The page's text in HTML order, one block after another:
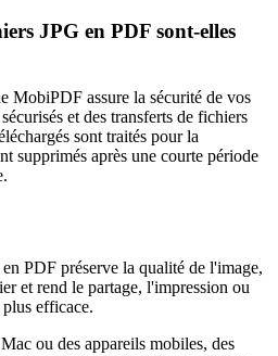
JPG en PDF sont-elles
MobiPDF assure la sécurité de vos
et des transferts de fichiers
sont traités pour la
supprimés après une courte période
PDF préserve la qualité de l'image,
et rend le partage, l'impression ou
efficace.
ou des appareils mobiles, des